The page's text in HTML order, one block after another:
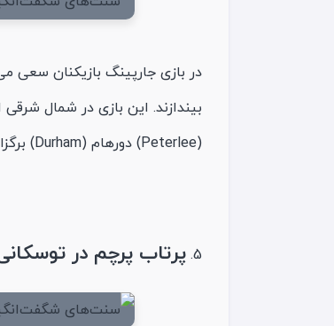
در بازی جارپینگ بازیکنان
بیندازند. این بازی در شمال‌
(Peterlee) دورهام (Durham) برگزار می‌شود.
پرتاب پرچم در